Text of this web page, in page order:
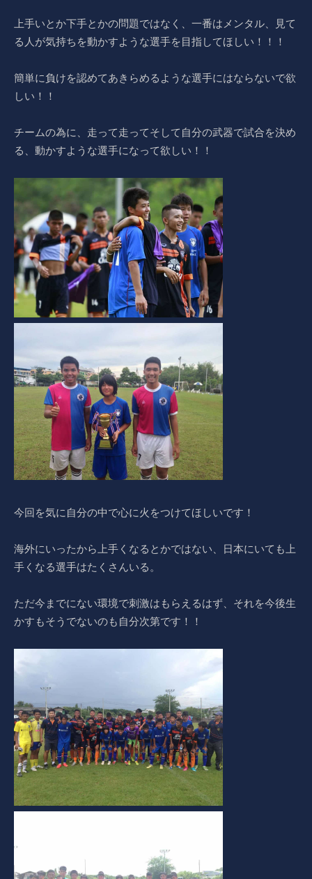
上手いとか下手とかの問題ではなく、一番はメンタル、見て
る人が気持ちを動かすような選手を目指してほしい！！！
簡単に負けを認めてあきらめるような選手にはならないで欲
しい！！
チームの為に、走って走ってそして自分の武器で試合を決め
る、動かすような選手になって欲しい！！
今回を気に自分の中で心に火をつけてほしいです！
海外にいったから上手くなるとかではない、日本にいても上
手くなる選手はたくさんいる。
ただ今までにない環境で刺激はもらえるはず、それを今後生
かすもそうでないのも自分次第です！！